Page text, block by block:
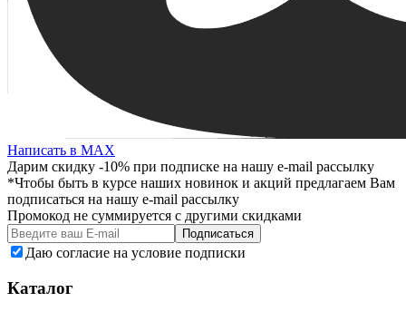
Написать в MAX
Дарим скидку -10% при подписке на нашу e-mail рассылку
*Чтобы быть в курсе наших новинок и акций предлагаем Вам
подписаться на нашу e-mail рассылку
Промокод не суммируется с другими скидками
Подписаться
Даю согласие на условие подписки
Каталог